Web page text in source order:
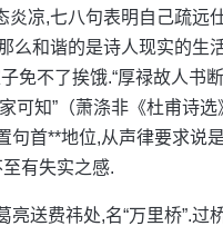
凉,七八句表明自己疏远
么和谐的是诗人现实的生
免不了挨饿.“厚禄故人书
可知”（萧涤非《杜甫诗
句首**地位,从声律要求说
有失实之感.
送费祎处,名“万里桥”.过